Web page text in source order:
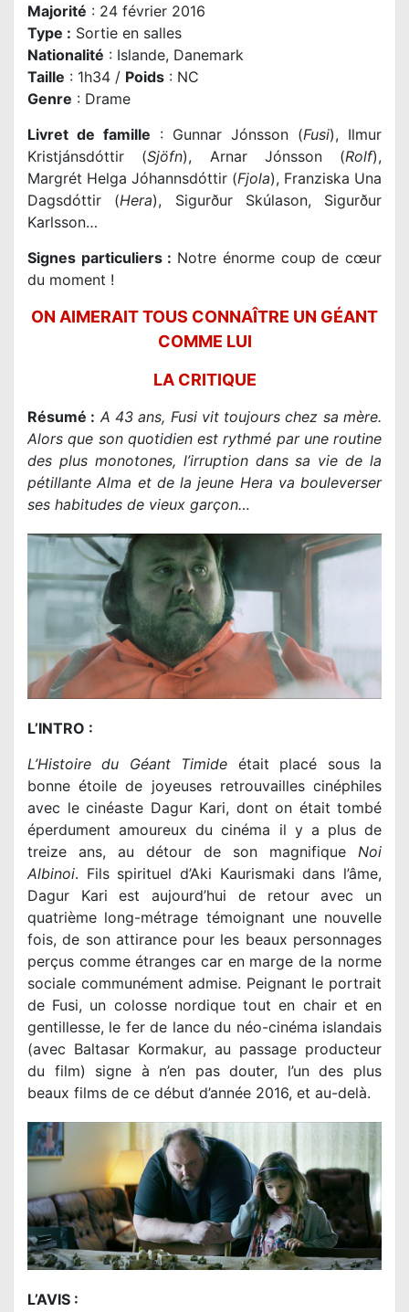
Majorité : 24 février 2016
Type : Sortie en salles
Nationalité : Islande, Danemark
Taille : 1h34 / Poids : NC
Genre : Drame
Livret de famille : Gunnar Jónsson (Fusi), Ilmur
Kristjánsdóttir (Sjöfn), Arnar Jónsson (Rolf),
Margrét Helga Jóhannsdóttir (Fjola), Franziska Una
Dagsdóttir (Hera), Sigurður Skúlason, Sigurður
Karlsson…
Signes particuliers : Notre énorme coup de cœur
du moment !
ON AIMERAIT TOUS CONNAÎTRE UN GÉANT
COMME LUI
LA CRITIQUE
Résumé : A 43 ans, Fusi vit toujours chez sa mère.
Alors que son quotidien est rythmé par une routine
des plus monotones, l’irruption dans sa vie de la
pétillante Alma et de la jeune Hera va bouleverser
ses habitudes de vieux garçon…
L’INTRO :
L’Histoire du Géant Timide était placé sous la
bonne étoile de joyeuses retrouvailles cinéphiles
avec le cinéaste Dagur Kari, dont on était tombé
éperdument amoureux du cinéma il y a plus de
treize ans, au détour de son magnifique Noi
Albinoi. Fils spirituel d’Aki Kaurismaki dans l’âme,
Dagur Kari est aujourd’hui de retour avec un
quatrième long-métrage témoignant une nouvelle
fois, de son attirance pour les beaux personnages
perçus comme étranges car en marge de la norme
sociale communément admise. Peignant le portrait
de Fusi, un colosse nordique tout en chair et en
gentillesse, le fer de lance du néo-cinéma islandais
(avec Baltasar Kormakur, au passage producteur
du film) signe à n’en pas douter, l’un des plus
beaux films de ce début d’année 2016, et au-delà.
L’AVIS :